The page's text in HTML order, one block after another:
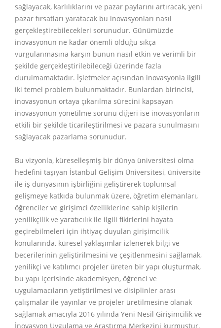
sağlayacak, karlılıklarını ve pazar paylarını artıracak, yeni
pazar fırsatları yaratacak bu inovasyonları nasıl
gerçekleştirebilecekleri sorunudur. Günümüzde
inovasyonun ne kadar önemli olduğu sıkça
vurgulanmasına karşın bunun nasıl etkin ve verimli bir
şekilde gerçekleştirilebileceği üzerinde fazla
durulmamaktadır. İşletmeler açısından inovasyonla ilgili
iki temel problem bulunmaktadır. Bunlardan birincisi,
inovasyonun ortaya çıkarılma sürecini kapsayan
inovasyonun yönetilme sorunu diğeri ise inovasyonların
etkili bir şekilde ticarileştirilmesi ve pazara sunulmasını
sağlayacak pazarlama sorunudur.
Bu vizyonla, küreselleşmiş bir dünya üniversitesi olma
hedefini taşıyan İstanbul Gelişim Üniversitesi, üniversite
ile iş dünyasının işbirliğini geliştirerek toplumsal
gelişmeye katkıda bulunmak üzere, öğretim elemanları,
öğrenciler ve girişimci özelliklerine sahip kişilerin
yenilikçilik ve yaratıcılık ile ilgili fikirlerini hayata
geçirebilmeleri için ihtiyaç duyulan girişimcilik
konularında, küresel yaklaşımlar izlenerek bilgi ve
becerilerinin geliştirilmesini ve çeşitlenmesini sağlamak,
yenilikçi ve katılımcı projeler üreten bir yapı oluşturmak,
bu yapı içerisinde akademisyen, öğrenci ve
uygulamacıların yetiştirilmesi ve disiplinler arası
çalışmalar ile yayınlar ve projeler üretilmesine olanak
sağlamak amacıyla 2016 yılında Yeni Nesil Girişimcilik ve
İnovasyon Uygulama ve Araştırma Merkezini kurmuştur.